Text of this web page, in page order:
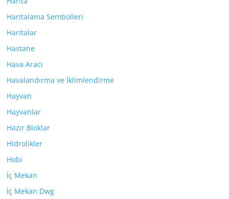
Haritalama Sembolleri
Haritalar
Hastane
Hava Aracı
Havalandırma ve İklimlendirme
Hayvan
Hayvanlar
Hazır Bloklar
Hidrolikler
Hobi
İç Mekan
İç Mekan Dwg